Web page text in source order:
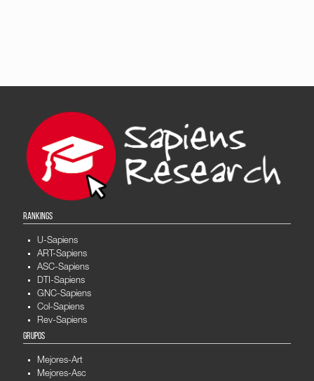
RANKINGS
U-Sapiens
ART-Sapiens
ASC-Sapiens
DTI-Sapiens
GNC-Sapiens
Col-Sapiens
Rev-Sapiens
GRUPOS
Mejores-Art
Mejores-Asc